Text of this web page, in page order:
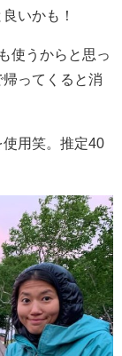
いかも！
使うからと思っ
ってくると消
用笑。推定40